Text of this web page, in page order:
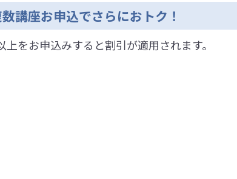
講座お申込でさらにおトク！
上をお申込みすると割引が適⽤されます。